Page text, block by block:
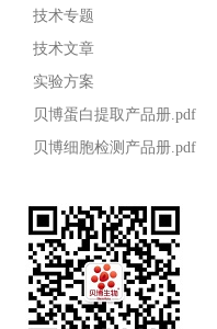
技术专题
技术文章
实验方案
贝博蛋白提取产品册.pdf
贝博细胞检测产品册.pdf